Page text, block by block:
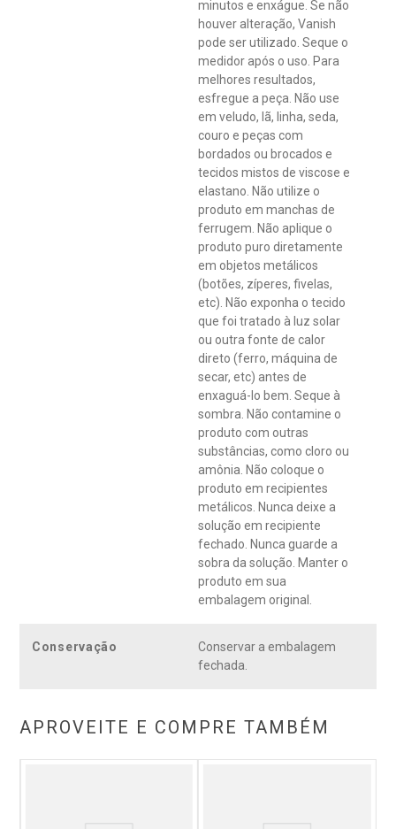
minutos e enxágue. Se não
houver alteração, Vanish
pode ser utilizado. Seque o
medidor após o uso. Para
melhores resultados,
esfregue a peça. Não use
em veludo, lã, linha, seda,
couro e peças com
bordados ou brocados e
tecidos mistos de viscose e
elastano. Não utilize o
produto em manchas de
ferrugem. Não aplique o
produto puro diretamente
em objetos metálicos
(botões, zíperes, fivelas,
etc). Não exponha o tecido
que foi tratado à luz solar
ou outra fonte de calor
direto (ferro, máquina de
secar, etc) antes de
enxaguá-lo bem. Seque à
sombra. Não contamine o
produto com outras
substâncias, como cloro ou
amônia. Não coloque o
produto em recipientes
metálicos. Nunca deixe a
solução em recipiente
fechado. Nunca guarde a
sobra da solução. Manter o
produto em sua
embalagem original.
Conservação
Conservar a embalagem
fechada.
APROVEITE E COMPRE TAMBÉM